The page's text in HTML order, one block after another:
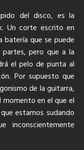
del disco, es la
Un corte escrito en
que se puede
pero que a la
el pelo de punta al
Por supuesto que
de la guitarra,
en el que el
estamos sudando
inconscientemente